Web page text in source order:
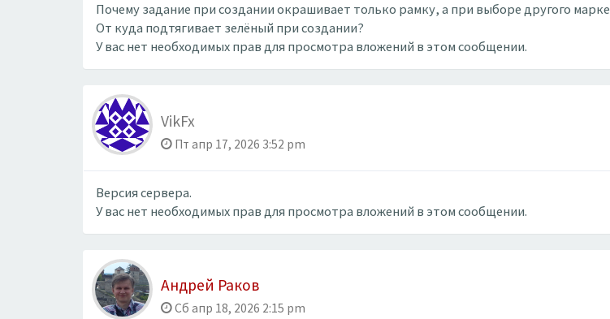
Почему задание при создании окрашивает только рамку, а при выборе другого
От куда подтягивает зелёный при создании?
У вас нет необходимых прав для просмотра вложений в этом сообщении.
VikFx
Пт апр 17, 2026 3:52 pm
Версия сервера.
У вас нет необходимых прав для просмотра вложений в этом сообщении.
Андрей Раков
Сб апр 18, 2026 2:15 pm